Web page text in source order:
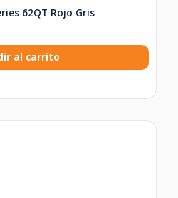
62QT Rojo Gris
al carrito